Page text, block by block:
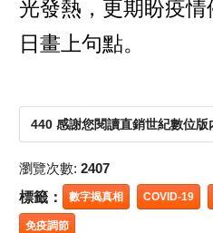
光發熱，更期盼疫
日畫上句點。
440 感謝您閱讀直銷世紀數位版
瀏覽次數: 2407
標籤： 數字揭真相 COVID-19
免疫調節